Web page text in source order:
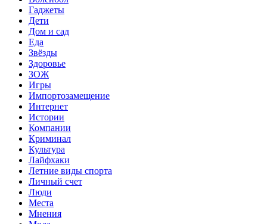
Гаджеты
Дети
Дом и сад
Еда
Звёзды
Здоровье
ЗОЖ
Игры
Импортозамещение
Интернет
Истории
Компании
Криминал
Культура
Лайфхаки
Летние виды спорта
Личный счет
Люди
Места
Мнения